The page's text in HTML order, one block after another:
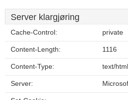
Server klargjøring
Cache-Control: private
Content-Length: 1116
Content-Type: text/html
Server: